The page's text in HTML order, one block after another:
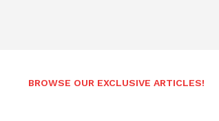
BROWSE OUR EXCLUSIVE ARTICLES!